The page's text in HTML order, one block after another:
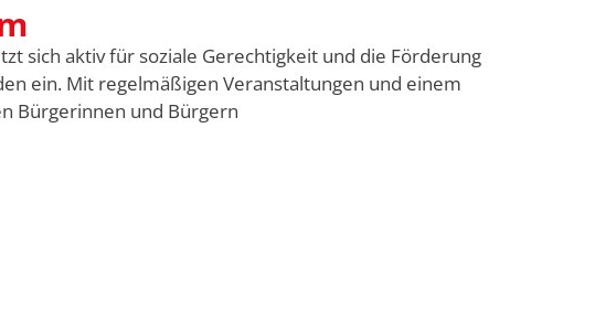
sich aktiv für soziale Gerechtigkeit und die Förderung
ein. Mit regelmäßigen Veranstaltungen und einem
Bürgerinnen und Bürgern